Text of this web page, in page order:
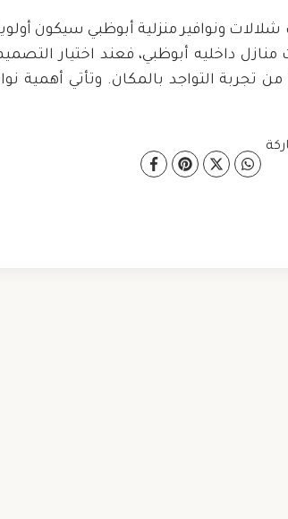
ونوافير منزلية أبوظبي سيكون
داخليه أبوظبي، فعند اختيار
التواجد بالمكان. وتأتي أهمية
المشروع”
محمد بن سعيد